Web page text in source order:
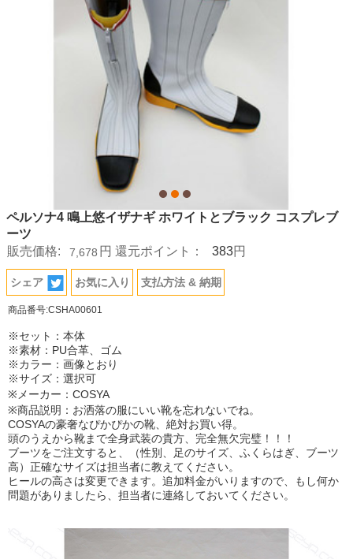
ペルソナ4 鳴上悠イザナギ ホワイトとブラック コスプレブ
ーツ
販売価格:
7,678 円 還元ポイント： 383円
シェア お気に入り 支払方法 & 納期
商品番号:CSHA00601
※セット：本体
※素材：PU合革、ゴム
※カラー：画像とおり
※サイズ：選択可
※メーカー：COSYA
※商品説明：お洒落の服にいい靴を忘れないでね。
COSYAの豪奢なぴかぴかの靴、絶対お買い得。
頭のうえから靴まで全身武装の貴方、完全無欠完璧！！！
ブーツをご注文すると、（性別、足のサイズ、ふくらはぎ、ブーツ
高）正確なサイズは担当者に教えてください。
ヒールの高さは変更できます。追加料金がいりますので、もし何か
問題がありましたら、担当者に連絡しておいてください。